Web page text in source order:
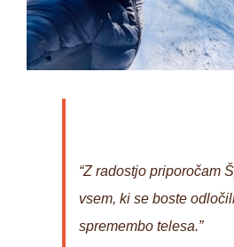
“Z radostjo priporočam
vsem, ki se boste
spremembo telesa.”